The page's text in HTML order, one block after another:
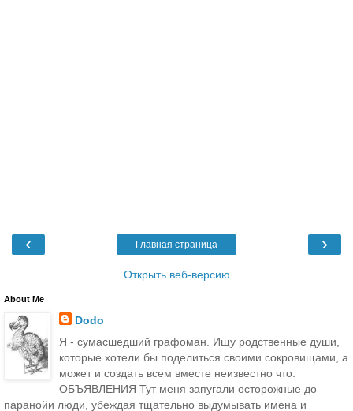
‹ ›
Главная страница
Открыть веб-версию
About Me
Dodo
Я - сумасшедший графоман. Ищу родственные души,
которые хотели бы поделиться своими сокровищами, а
может и создать всем вместе неизвестно что.
ОБЪЯВЛЕНИЯ Тут меня запугали осторожные до
паранойи люди, убеждая тщательно выдумывать имена и